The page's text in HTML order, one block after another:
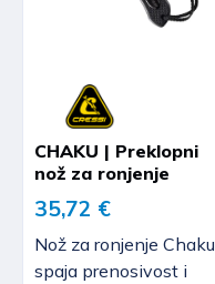
CHAKU | Preklopni
nož za ronjenje
35,72 €
Nož za ronjenje Chaku
spaja prenosivost i